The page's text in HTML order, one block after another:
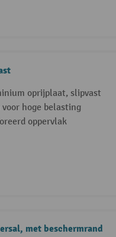
oprijplaat, slipvast
hoge belasting
oppervlak
met beschermrand